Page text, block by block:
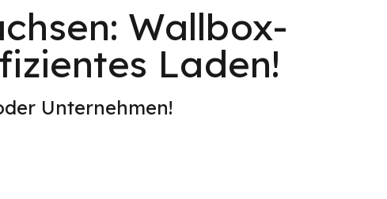
Wallbox-
Laden!
Unternehmen!